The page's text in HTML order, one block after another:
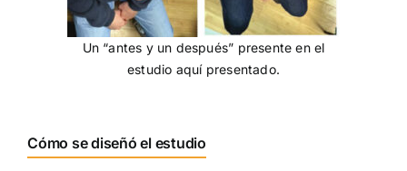
Un “antes y un después” presente en el
estudio aquí presentado.
Cómo se diseñó el estudio